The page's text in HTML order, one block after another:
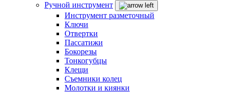
Ручной инструмент
Инструмент разметочный
Ключи
Отвертки
Пассатижи
Бокорезы
Тонкогубцы
Клещи
Съемники колец
Молотки и киянки